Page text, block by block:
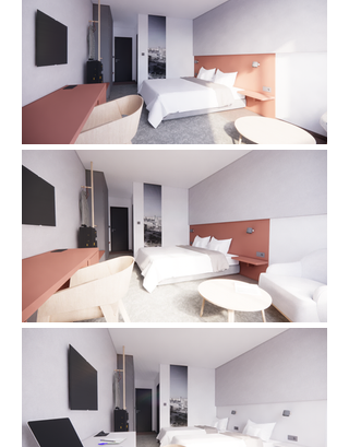
Barevnost pokoje navrhujeme v neutrálních barvách s
použitím doplňků a mobiliáře ze světlého dřeva
doplněné akcentovou barvou. Pro zateplení prostoru
doporučujeme jednoduché zatemňovací závěsy a
záclony až na zem.